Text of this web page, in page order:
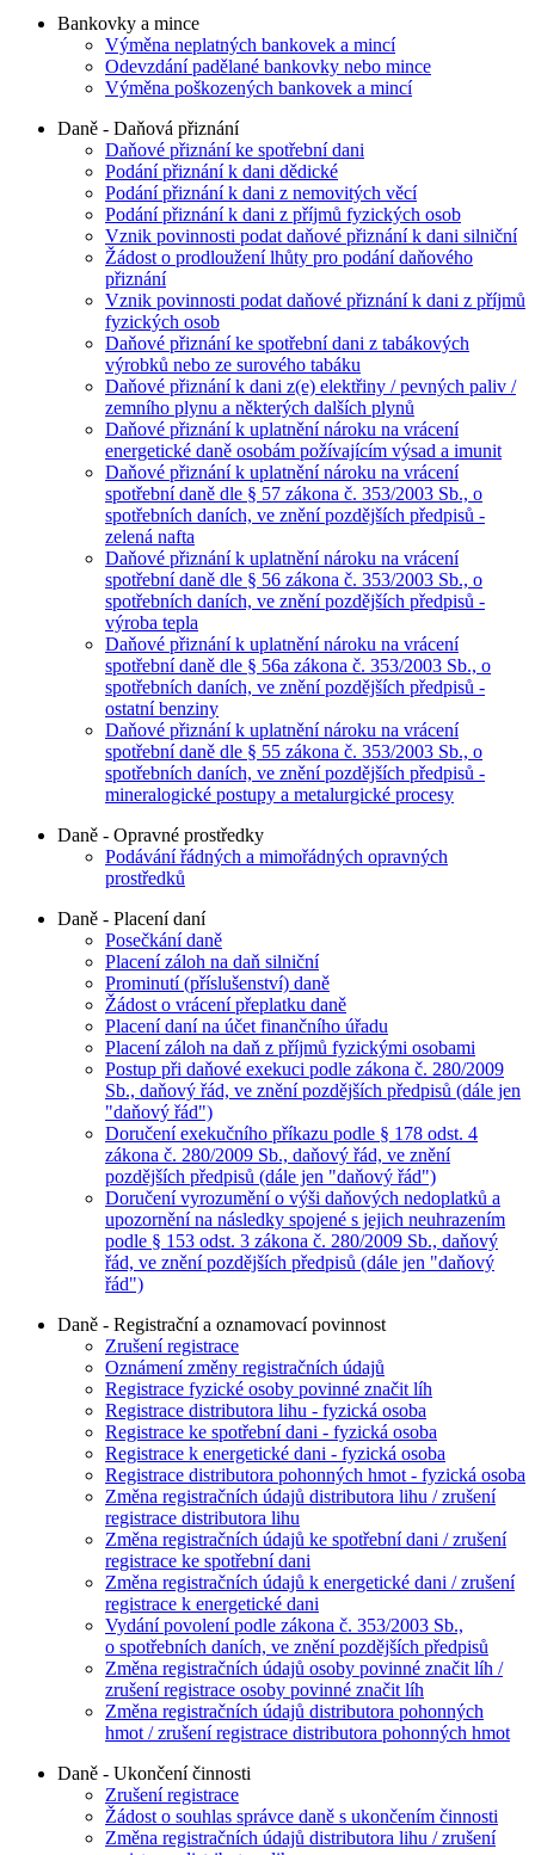
Bankovky a mince
Výměna neplatných bankovek a mincí
Odevzdání padělané bankovky nebo mince
Výměna poškozených bankovek a mincí
Daně - Daňová přiznání
Daňové přiznání ke spotřební dani
Podání přiznání k dani dědické
Podání přiznání k dani z nemovitých věcí
Podání přiznání k dani z příjmů fyzických osob
Vznik povinnosti podat daňové přiznání k dani silniční
Žádost o prodloužení lhůty pro podání daňového
přiznání
Vznik povinnosti podat daňové přiznání k dani z příjmů
fyzických osob
Daňové přiznání ke spotřební dani z tabákových
výrobků nebo ze surového tabáku
Daňové přiznání k dani z(e) elektřiny / pevných paliv /
zemního plynu a některých dalších plynů
Daňové přiznání k uplatnění nároku na vrácení
energetické daně osobám požívajícím výsad a imunit
Daňové přiznání k uplatnění nároku na vrácení
spotřební daně dle § 57 zákona č. 353/2003 Sb., o
spotřebních daních, ve znění pozdějších předpisů -
zelená nafta
Daňové přiznání k uplatnění nároku na vrácení
spotřební daně dle § 56 zákona č. 353/2003 Sb., o
spotřebních daních, ve znění pozdějších předpisů -
výroba tepla
Daňové přiznání k uplatnění nároku na vrácení
spotřební daně dle § 56a zákona č. 353/2003 Sb., o
spotřebních daních, ve znění pozdějších předpisů -
ostatní benziny
Daňové přiznání k uplatnění nároku na vrácení
spotřební daně dle § 55 zákona č. 353/2003 Sb., o
spotřebních daních, ve znění pozdějších předpisů -
mineralogické postupy a metalurgické procesy
Daně - Opravné prostředky
Podávání řádných a mimořádných opravných
prostředků
Daně - Placení daní
Posečkání daně
Placení záloh na daň silniční
Prominutí (příslušenství) daně
Žádost o vrácení přeplatku daně
Placení daní na účet finančního úřadu
Placení záloh na daň z příjmů fyzickými osobami
Postup při daňové exekuci podle zákona č. 280/2009
Sb., daňový řád, ve znění pozdějších předpisů (dále jen
"daňový řád")
Doručení exekučního příkazu podle § 178 odst. 4
zákona č. 280/2009 Sb., daňový řád, ve znění
pozdějších předpisů (dále jen "daňový řád")
Doručení vyrozumění o výši daňových nedoplatků a
upozornění na následky spojené s jejich neuhrazením
podle § 153 odst. 3 zákona č. 280/2009 Sb., daňový
řád, ve znění pozdějších předpisů (dále jen "daňový
řád")
Daně - Registrační a oznamovací povinnost
Zrušení registrace
Oznámení změny registračních údajů
Registrace fyzické osoby povinné značit líh
Registrace distributora lihu - fyzická osoba
Registrace ke spotřební dani - fyzická osoba
Registrace k energetické dani - fyzická osoba
Registrace distributora pohonných hmot - fyzická osoba
Změna registračních údajů distributora lihu / zrušení
registrace distributora lihu
Změna registračních údajů ke spotřební dani / zrušení
registrace ke spotřební dani
Změna registračních údajů k energetické dani / zrušení
registrace k energetické dani
Vydání povolení podle zákona č. 353/2003 Sb.,
o spotřebních daních, ve znění pozdějších předpisů
Změna registračních údajů osoby povinné značit líh /
zrušení registrace osoby povinné značit líh
Změna registračních údajů distributora pohonných
hmot / zrušení registrace distributora pohonných hmot
Daně - Ukončení činnosti
Zrušení registrace
Žádost o souhlas správce daně s ukončením činnosti
Změna registračních údajů distributora lihu / zrušení